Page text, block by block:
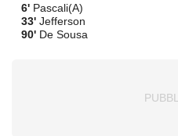
6' Pascali(A)
33' Jefferson
90' De Sousa